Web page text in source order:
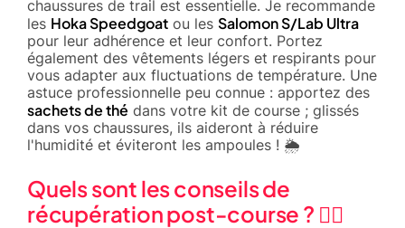
chaussures de trail est essentielle. Je recommande
les Hoka Speedgoat ou les Salomon S/Lab Ultra
pour leur adhérence et leur confort. Portez
également des vêtements légers et respirants pour
vous adapter aux fluctuations de température. Une
astuce professionnelle peu connue : apportez des
sachets de thé dans votre kit de course ; glissés
dans vos chaussures, ils aideront à réduire
l'humidité et éviteront les ampoules ! 🌦️
Quels sont les conseils de
récupération post-course ? 🧘‍♂️